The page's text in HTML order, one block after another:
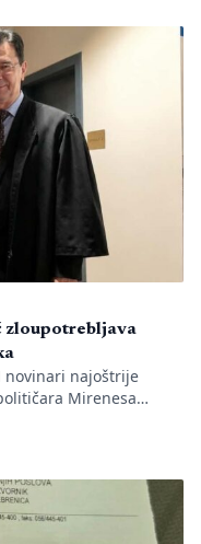
zloupotrebljava
novinari najoštrije
Mirenesa
targetiranja,
tajnicu Borku Rudić.
i tužbi za klevetu
osoba […]